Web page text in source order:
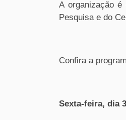
A organização
Pesquisa e do
Confira a
Sexta-feira, dia